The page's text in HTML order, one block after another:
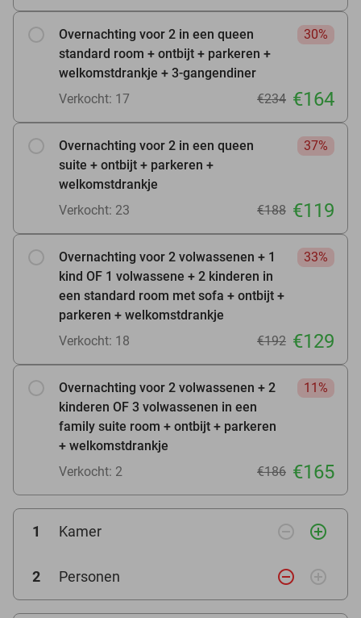
Overnachting voor 2 in een queen
standard room + ontbijt + parkeren +
welkomstdrankje + 3-gangendiner
30%
Verkocht: 17 €234 €164
Overnachting voor 2 in een queen
suite + ontbijt + parkeren +
welkomstdrankje
37%
Verkocht: 23 €188 €119
Overnachting voor 2 volwassenen + 1
kind OF 1 volwassene + 2 kinderen in
een standard room met sofa + ontbijt +
parkeren + welkomstdrankje
33%
Verkocht: 18 €192 €129
Overnachting voor 2 volwassenen + 2
kinderen OF 3 volwassenen in een
family suite room + ontbijt + parkeren
+ welkomstdrankje
11%
Verkocht: 2 €186 €165
1 Kamer remove_circle_outline add_circle_outline
2 Personen remove_circle_outline add_circle_outline